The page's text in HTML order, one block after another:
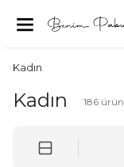
Kadın
Kadın 186 ürün